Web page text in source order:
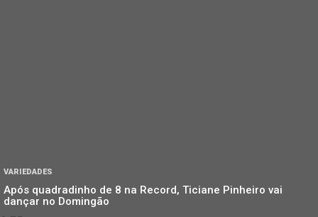
VARIEDADES
Após quadradinho de 8 na Record, Ticiane Pinheiro vai
dançar no Domingão